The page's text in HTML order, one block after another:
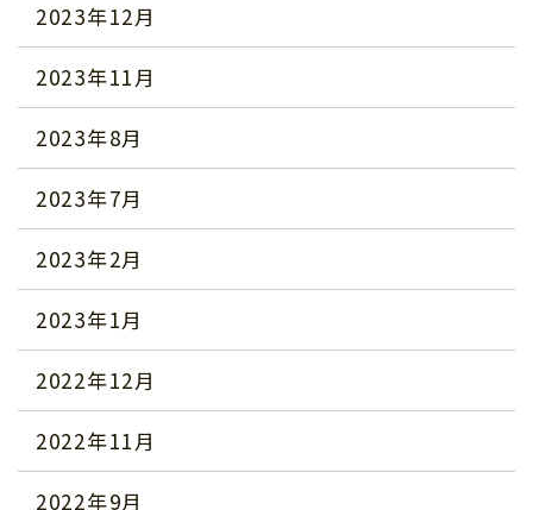
2023年12月
2023年11月
2023年8月
2023年7月
2023年2月
2023年1月
2022年12月
2022年11月
2022年9月